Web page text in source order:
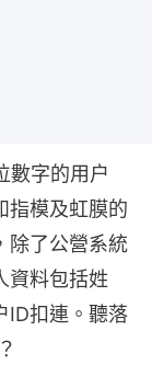
數字的用户
指模及虹膜的
除了公營系統
資料包括姓
ID扣連。聽落